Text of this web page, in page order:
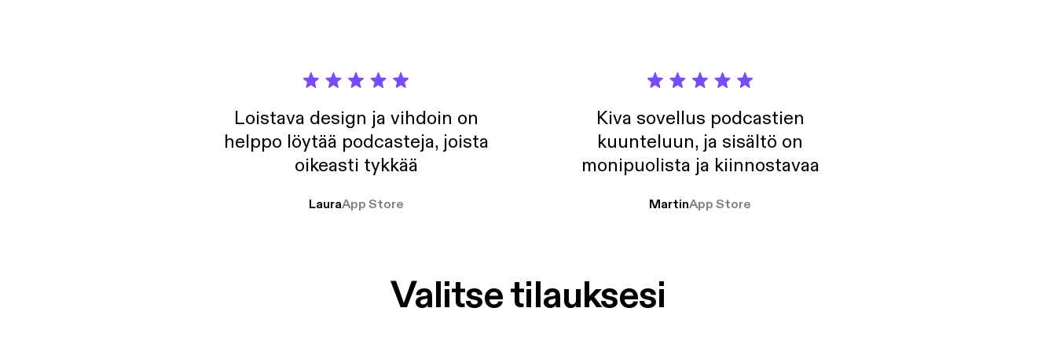
Loistava design ja vihdoin on
helppo löytää podcasteja, joista
oikeasti tykkää
LauraApp Store
Kiva sovellus podcastien
kuunteluun, ja sisältö on
monipuolista ja kiinnostavaa
MartinApp Store
Valitse tilauksesi